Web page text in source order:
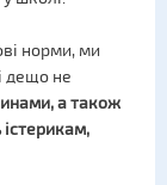
норми, ми
дещо не
а також